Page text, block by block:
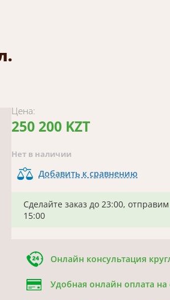
Цена:
250 200 KZT
Нет в наличии
Добавить к сравнению
Сделайте заказ до 23:00,
15:00
Онлайн консультация
Удобная онлайн оплата на